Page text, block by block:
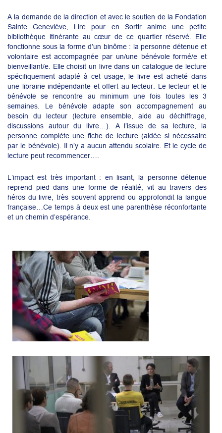
A la demande de la direction et avec le soutien de la Fondation
Sainte Geneviève, Lire pour en Sortir anime une petite
bibliothèque itinérante au cœur de ce quartier réservé. Elle
fonctionne sous la forme d’un binôme : la personne détenue et
volontaire est accompagnée par un/une bénévole formé/e et
bienveillant/e. Elle choisit un livre dans un catalogue de lecture
spécifiquement adapté à cet usage, le livre est acheté dans
une librairie indépendante et offert au lecteur. Le lecteur et le
bénévole se rencontre au minimum une fois toutes les 3
semaines. Le bénévole adapte son accompagnement au
besoin du lecteur (lecture ensemble, aide au déchiffrage,
discussions autour du livre…). A l’issue de sa lecture, la
personne complète une fiche de lecture (aidée si nécessaire
par le bénévole). Il n’y a aucun attendu scolaire. Et le cycle de
lecture peut recommencer….
L’impact est très important : en lisant, la personne détenue
reprend pied dans une forme de réalité, vit au travers des
héros du livre, très souvent apprend ou approfondit la langue
française…Ce temps à deux est une parenthèse réconfortante
et un chemin d’espérance.